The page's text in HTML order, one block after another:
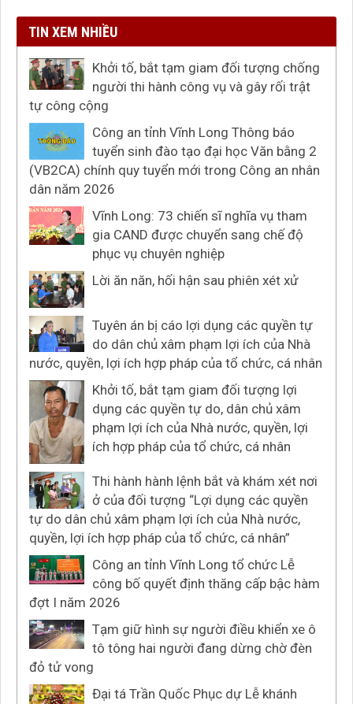
TIN XEM NHIỀU
Khởi tố, bắt tạm giam đối tượng chống
người thi hành công vụ và gây rối trật
tự công cộng
Công an tỉnh Vĩnh Long Thông báo
tuyển sinh đào tạo đại học Văn bằng 2
(VB2CA) chính quy tuyển mới trong Công an nhân
dân năm 2026
Vĩnh Long: 73 chiến sĩ nghĩa vụ tham
gia CAND được chuyển sang chế độ
phục vụ chuyên nghiệp
Lời ăn năn, hối hận sau phiên xét xử
Tuyên án bị cáo lợi dụng các quyền tự
do dân chủ xâm phạm lợi ích của Nhà
nước, quyền, lợi ích hợp pháp của tổ chức, cá nhân
Khởi tố, bắt tạm giam đối tượng lợi
dụng các quyền tự do, dân chủ xâm
phạm lợi ích của Nhà nước, quyền, lợi
ích hợp pháp của tổ chức, cá nhân
Thi hành hành lệnh bắt và khám xét nơi
ở của đối tượng “Lợi dụng các quyền
tự do dân chủ xâm phạm lợi ích của Nhà nước,
quyền, lợi ích hợp pháp của tổ chức, cá nhân”
Công an tỉnh Vĩnh Long tổ chức Lễ
công bố quyết định thăng cấp bậc hàm
đợt I năm 2026
Tạm giữ hình sự người điều khiển xe ô
tô tông hai người đang dừng chờ đèn
đỏ tử vong
Đại tá Trần Quốc Phục dự Lễ khánh